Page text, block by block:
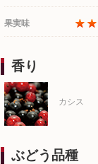
果実味
香り
カシス
ぶどう品種